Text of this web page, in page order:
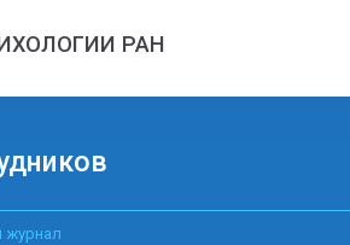
РАН